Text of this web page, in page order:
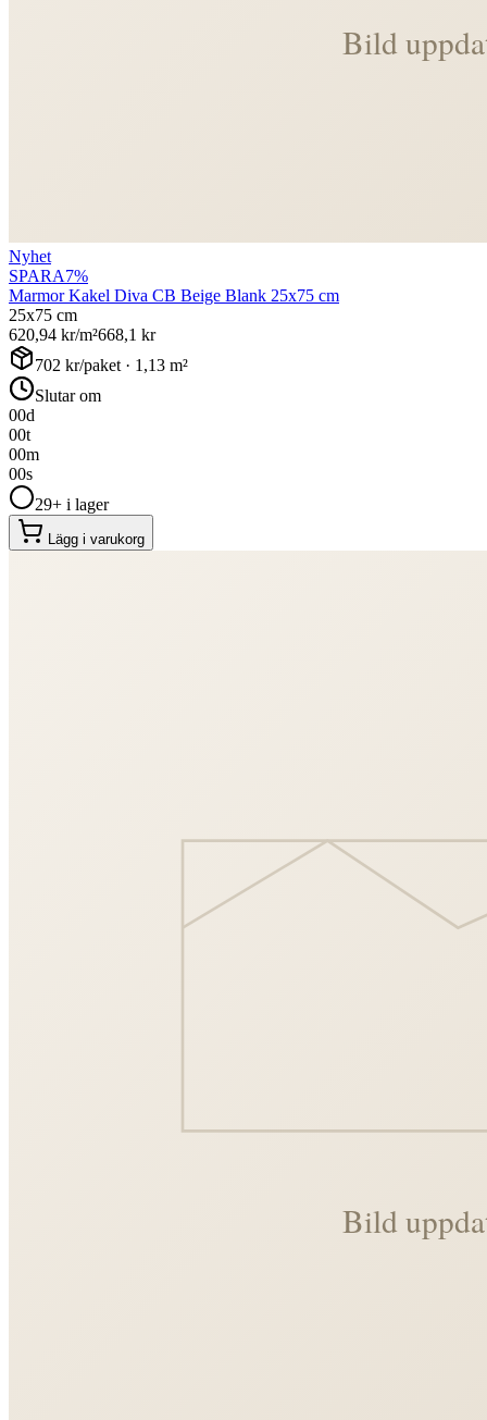
Nyhet
SPARA7%
Marmor Kakel Diva CB Beige Blank 25x75 cm
25x75 cm
620,94 kr/m²668,1 kr
702 kr/paket · 1,13 m²
Slutar om
00d
00t
00m
00s
29+ i lager
Lägg i varukorg